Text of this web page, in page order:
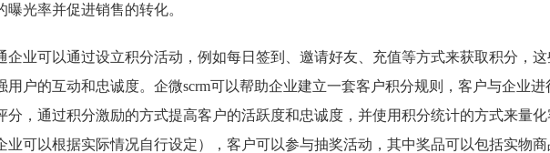
曝光率并促进销售的转化。
企业可以通过设立积分活动，例如每日签到、邀请好友、充值等方式来获取积分，
用户的互动和忠诚度。企微scrm可以帮助企业建立一套客户积分规则，客户与企业
分，通过积分激励的方式提高客户的活跃度和忠诚度，并使用积分统计的方式来量
业可以根据实际情况自行设定），客户可以参与抽奖活动，其中奖品可以包括实物商